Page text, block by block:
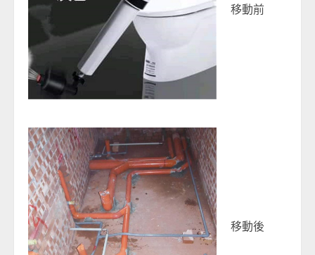
移動前
移動後